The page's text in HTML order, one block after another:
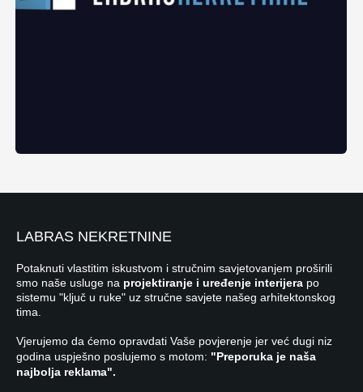
LABRAS NEKRETNINE
Potaknuti vlastitim iskustvom i stručnim savjetovanjem proširili
smo naše usluge na projektiranje i uređenje interijera po
sistemu "ključ u ruke" uz stručne savjete našeg arhitektonskog
tima.
Vjerujemo da ćemo opravdati Vaše povjerenje jer već dugi niz
godina uspješno poslujemo s motom: "Preporuka je naša
najbolja reklama".